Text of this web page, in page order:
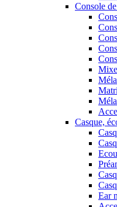
Console
Casque,
Ear